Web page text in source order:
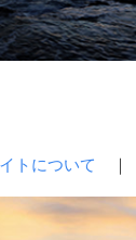
トについて ｜